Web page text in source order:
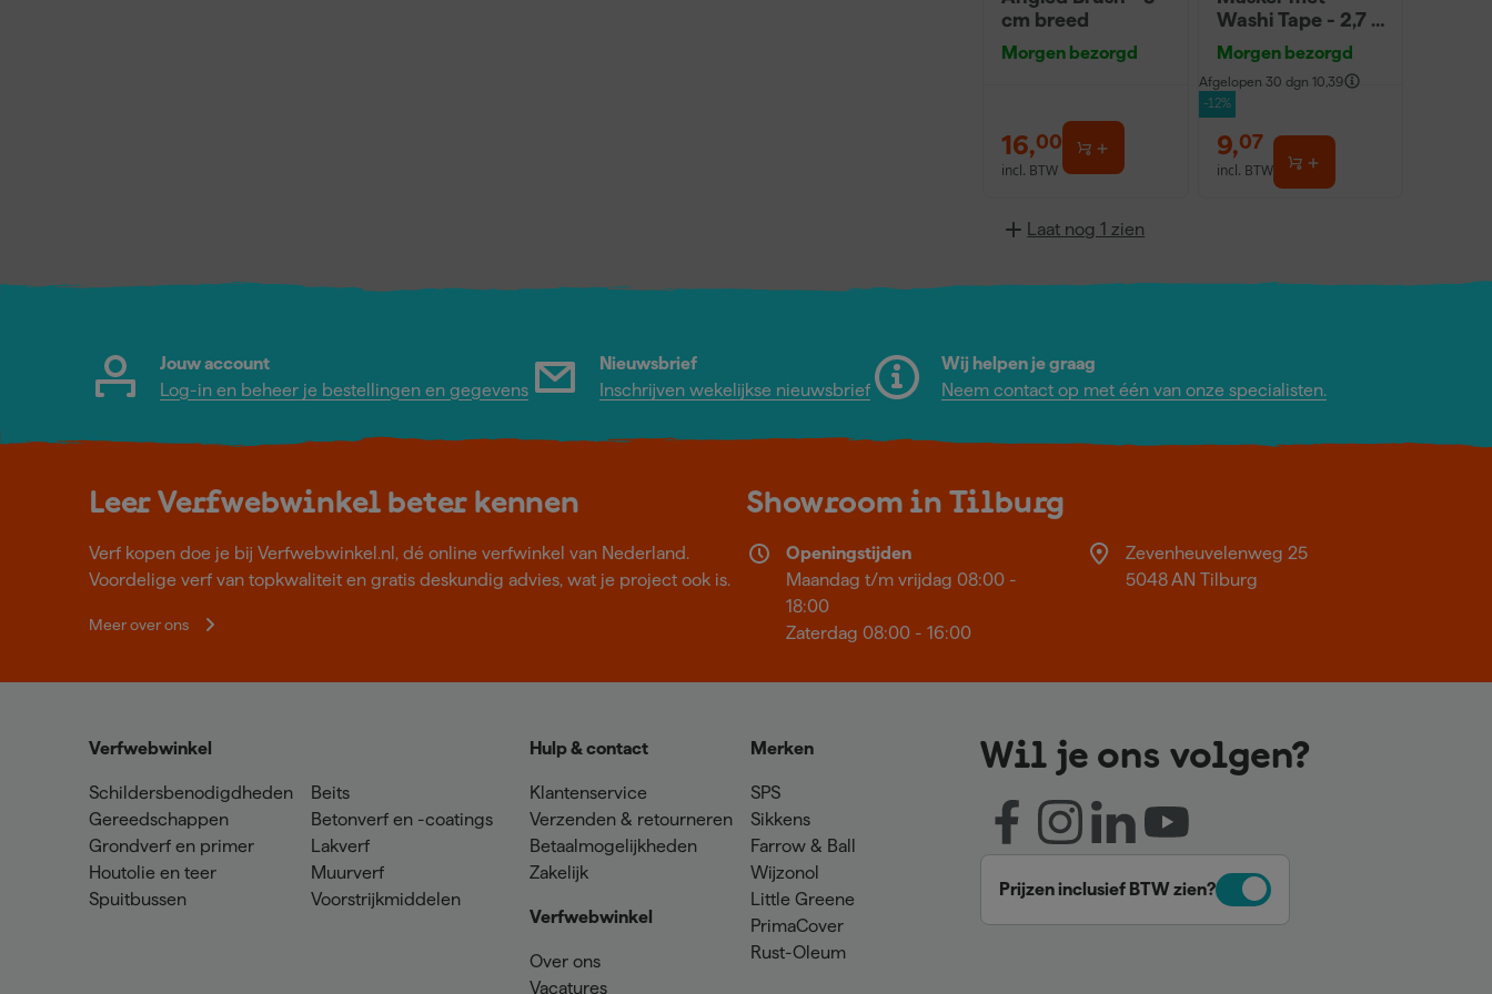
cm breed
Morgen bezorgd
16,00
incl. BTW
Washi Tape - 2,7 x
20m
Morgen bezorgd
Afgelopen 30 dgn 10,39
-12%
9,07
incl. BTW
Laat nog 1 zien
Jouw account
Log-in en beheer je bestellingen en gegevens
Nieuwsbrief
Inschrijven wekelijkse nieuwsbrief
Wij helpen je graag
Neem contact op met één van onze specialisten.
Leer Verfwebwinkel beter kennen
Verf kopen doe je bij Verfwebwinkel.nl, dé online verfwinkel van Nederland.
Voordelige verf van topkwaliteit en gratis deskundig advies, wat je project ook is.
Meer over ons
Showroom in Tilburg
Openingstijden
Maandag t/m vrijdag 08:00 -
18:00
Zaterdag 08:00 - 16:00
Zevenheuvelenweg 25
5048 AN Tilburg
Verfwebwinkel
Schildersbenodigdheden
Gereedschappen
Grondverf en primer
Houtolie en teer
Spuitbussen
Beits
Betonverf en -coatings
Lakverf
Muurverf
Voorstrijkmiddelen
Hulp & contact
Klantenservice
Verzenden & retourneren
Betaalmogelijkheden
Zakelijk
Verfwebwinkel
Over ons
Vacatures
Merken
SPS
Sikkens
Farrow & Ball
Wijzonol
Little Greene
PrimaCover
Rust-Oleum
Wil je ons volgen?
Prijzen inclusief BTW zien?